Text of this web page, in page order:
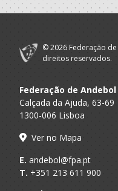
© 2026 Federação
direitos reservados.
Federação de
Calçada da Ajuda, 63-69
1300-006 Lisboa
Ver no Mapa
E. andebol@fpa.pt
T. +351 213 611 900